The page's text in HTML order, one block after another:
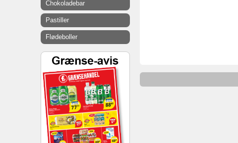
Chokoladebar
Pastiller
Flødeboller